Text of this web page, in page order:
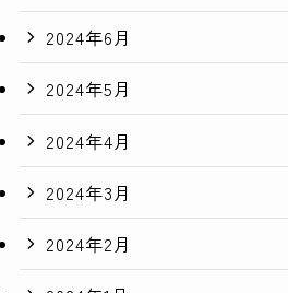
2024年6月
2024年5月
2024年4月
2024年3月
2024年2月